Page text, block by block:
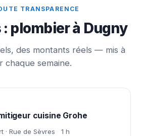
TRANSPARENCE
plombier à Dugny
des montants réels — mis à
chaque semaine.
cuisine Grohe
· Rue de Sèvres 1 h